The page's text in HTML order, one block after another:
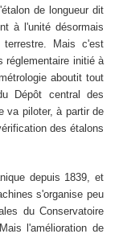
de longueur dit
à l'unité désormais
Mais c'est
réglementaire initié à
aboutit tout
Dépôt central des
va piloter, à partir de
des étalons
depuis 1839, et
s'organise peu
du Conservatoire
l'amélioration de